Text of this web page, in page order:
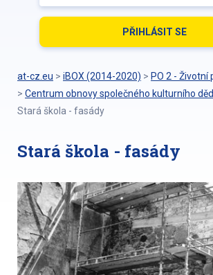
at-cz.eu > iBOX (2014-2020) > PO 2 -
> Centrum obnovy společného kulturního
Stará škola - fasády
Stará škola - fasády